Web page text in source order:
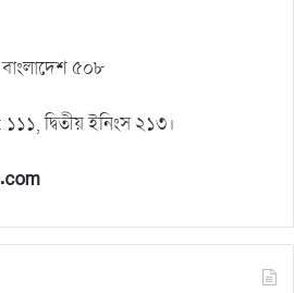
বাংলাদেশ ৫০৮
দ্বিতীয় ইনিংস ২১৩।